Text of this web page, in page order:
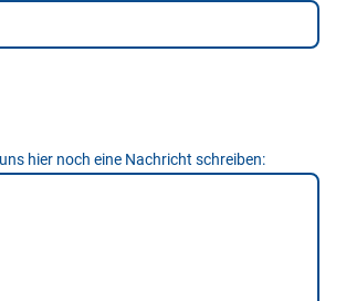
hier noch eine Nachricht schreiben: